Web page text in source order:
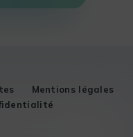
Mentions légales